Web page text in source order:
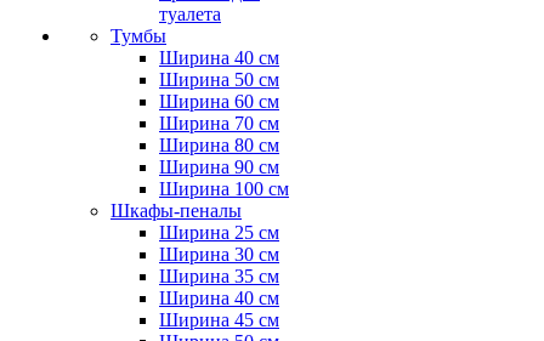
туалета
Тумбы
Ширина 40 см
Ширина 50 см
Ширина 60 см
Ширина 70 см
Ширина 80 см
Ширина 90 см
Ширина 100 см
Шкафы-пеналы
Ширина 25 см
Ширина 30 см
Ширина 35 см
Ширина 40 см
Ширина 45 см